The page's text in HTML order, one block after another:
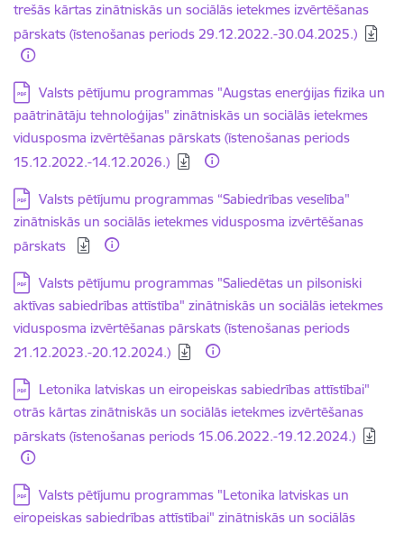
trešās kārtas zinātniskās un sociālās ietekmes izvērtēšanas
pārskats (īstenošanas periods 29.12.2022.-30.04.2025.)
Lejupielādēt:
Valsts pētījumu programmas "Augstas enerģijas fizika un
paātrinātāju tehnoloģijas" zinātniskās un sociālās ietekmes
vidusposma izvērtēšanas pārskats (īstenošanas periods
15.12.2022.-14.12.2026.)
Lejupielādēt:
Valsts pētījumu programmas “Sabiedrības veselība"
zinātniskās un sociālās ietekmes vidusposma izvērtēšanas
pārskats
Lejupielādēt:
Valsts pētījumu programmas "Saliedētas un pilsoniski
aktīvas sabiedrības attīstība" zinātniskās un sociālās ietekmes
vidusposma izvērtēšanas pārskats (īstenošanas periods
21.12.2023.-20.12.2024.)
Lejupielādēt:
Letonika latviskas un eiropeiskas sabiedrības attīstībai"
otrās kārtas zinātniskās un sociālās ietekmes izvērtēšanas
pārskats (īstenošanas periods 15.06.2022.-19.12.2024.)
Lejupielādēt:
Valsts pētījumu programmas "Letonika latviskas un
eiropeiskas sabiedrības attīstībai" zinātniskās un sociālās